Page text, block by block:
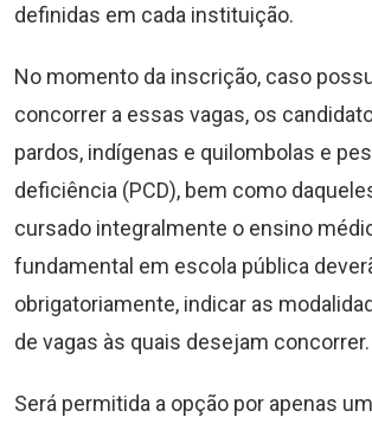
definidas em cada instituição.
No momento da inscrição, caso
concorrer a essas vagas, os
pardos, indígenas e quilombolas e
deficiência (PCD), bem como
cursado integralmente o ensino
fundamental em escola pública
obrigatoriamente, indicar as
de vagas às quais desejam concorrer.
Será permitida a opção por apenas